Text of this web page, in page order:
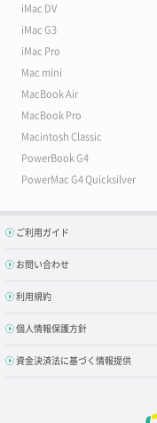
iMac DV
iMac G3
iMac Pro
Mac mini
MacBook Air
MacBook Pro
Macintosh Classic
PowerBook G4
PowerMac G4 Quicksilver
ご利用ガイド
お問い合わせ
利用規約
個人情報保護方針
資金決済法に基づく情報提供